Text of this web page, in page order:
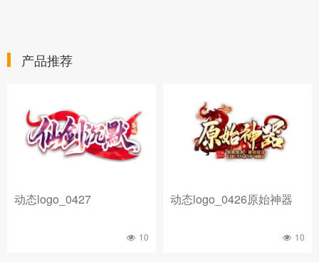
产品推荐
动态logo_0427
10
动态logo_0426原始神器
10